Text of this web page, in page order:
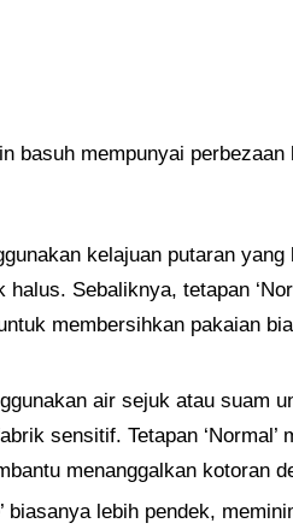
basuh mempunyai
kelajuan putaran
Sebaliknya, tetapan
membersihkan pakaian
air sejuk atau suam
sensitif. Tetapan ‘Normal’
menanggalkan kotoran
biasanya lebih pendek,